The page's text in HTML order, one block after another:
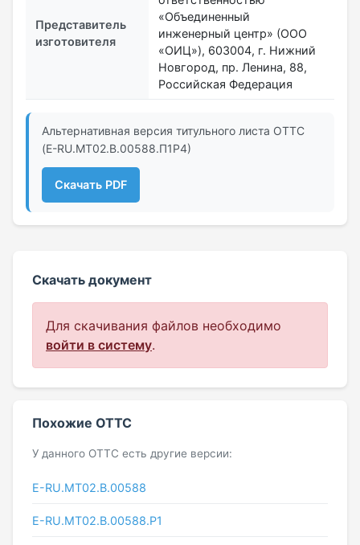
Представитель
изготовителя
«Объединенный
инженерный центр» (ООО
«ОИЦ»), 603004, г. Нижний
Новгород, пр. Ленина, 88,
Российская Федерация
Альтернативная версия титульного листа ОТТС
(E-RU.МТ02.B.00588.П1Р4)
Скачать PDF
Скачать документ
Для скачивания файлов необходимо
войти в систему.
Похожие ОТТС
У данного ОТТС есть другие версии:
E-RU.MT02.B.00588
E-RU.МТ02.B.00588.P1